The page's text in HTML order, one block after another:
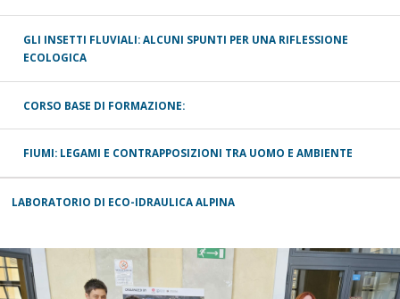
GLI INSETTI FLUVIALI: ALCUNI SPUNTI PER UNA RIFLESSIONE
ECOLOGICA
CORSO BASE DI FORMAZIONE:
FIUMI: LEGAMI E CONTRAPPOSIZIONI TRA UOMO E AMBIENTE
LABORATORIO DI ECO-IDRAULICA ALPINA